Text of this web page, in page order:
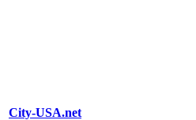
City-USA.net